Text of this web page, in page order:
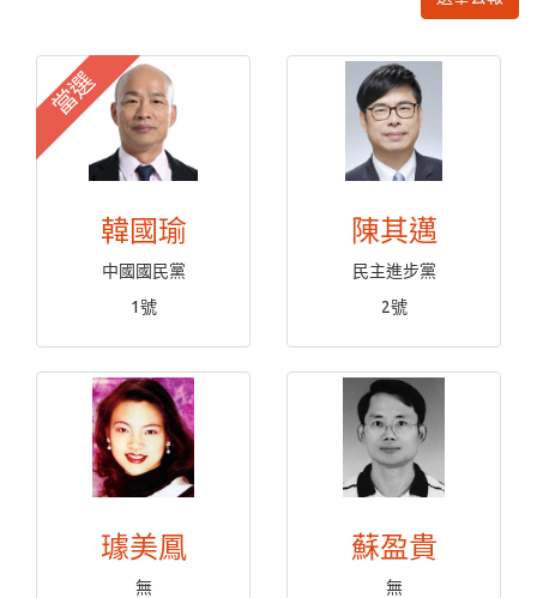
當選
韓國瑜
中國國民黨
1號
陳其邁
民主進步黨
2號
璩美鳳
無
蘇盈貴
無